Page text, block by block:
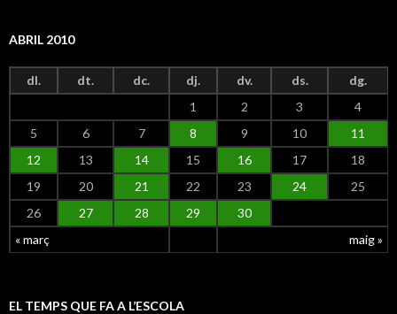
ABRIL 2010
dl. dt. dc. dj. dv. ds. dg.
« març maig »
1 2 3
4
5
6 7 8 9 10
11
12
13 14 15 16 17
18
19
20 21 22 23 24
25
26
27 28 29 30
EL TEMPS QUE FA A L’ESCOLA